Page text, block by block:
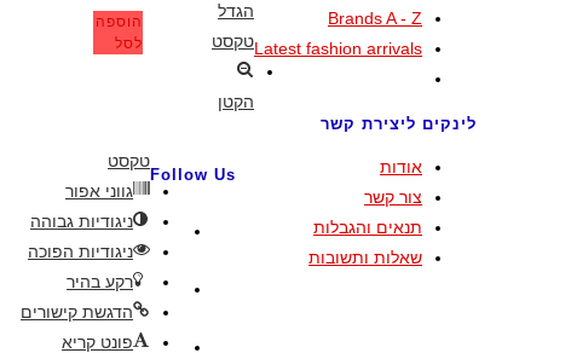
הוספה
לסל
Brands A - Z
Latest fashion arrivals
לינקים ליצירת קשר
אודות
צור קשר
תנאים והגבלות
שאלות ותשובות
Follow Us
הגדל
טקסט
הקטן
טקסט
גווני אפור
ניגודיות גבוהה
ניגודיות הפוכה
רקע בהיר
הדגשת קישורים
פונט קריא